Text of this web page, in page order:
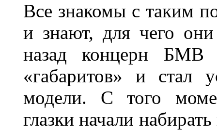
Все знакомы с таким
и знают, для чего
назад концерн БМВ
«габаритов» и стал
модели. С того
глазки начали